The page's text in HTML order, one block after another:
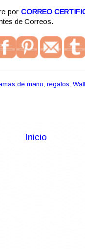
por CORREO
de Correos.
de mano regalos
Inicio